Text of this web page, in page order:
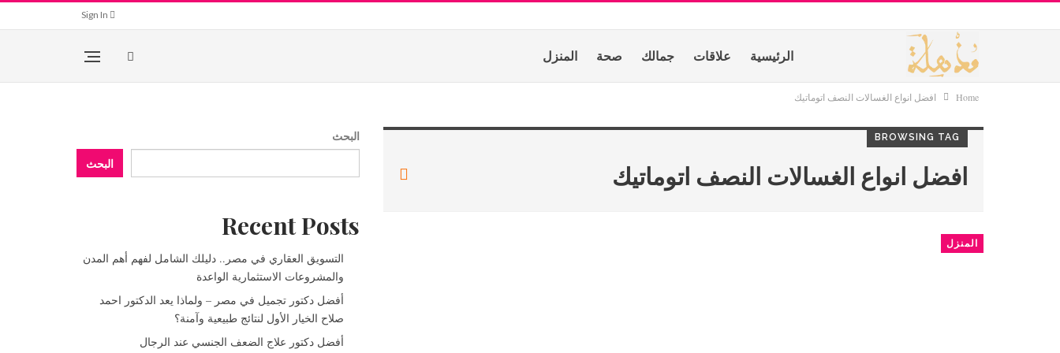
الرئيسية علاقات جمالك صحة المنزل
Home افضل انواع الغسالات النصف اتوماتيك
BROWSING TAG
افضل انواع الغسالات النصف اتوماتيك
المنزل
البحث
البحث
Recent Posts
التسويق العقاري في مصر.. دليلك الشامل لفهم أهم المدن
والمشروعات الاستثمارية الواعدة
أفضل دكتور تجميل في مصر – ولماذا يعد الدكتور احمد
صلاح الخيار الأول لنتائج طبيعية وآمنة؟
أفضل دكتور علاج الضعف الجنسي عند الرجال